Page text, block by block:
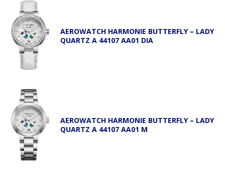
AEROWATCH HARMONIE BUTTERFLY – LADY
QUARTZ A 44107 AA01 DIA
AEROWATCH HARMONIE BUTTERFLY – LADY
QUARTZ A 44107 AA01 M